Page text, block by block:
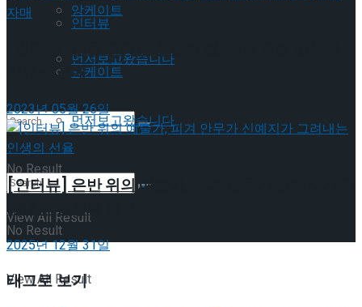
앙케이트
먼저보고왔습니다
No Result
View All Result
인터뷰
앙케이트
먼저보고왔습니다
No Result
View All Result
[인터뷰] 꿈을 그리는 쌍둥이 별, 피겨 요정 김유재-
김유성 자매
2023년 05월 26일
[인터뷰] 은반 위의 예술가, 피겨 안무가 신예지가 그
려내는 인생의 선율
2025년 12월 31일
태그로 보기